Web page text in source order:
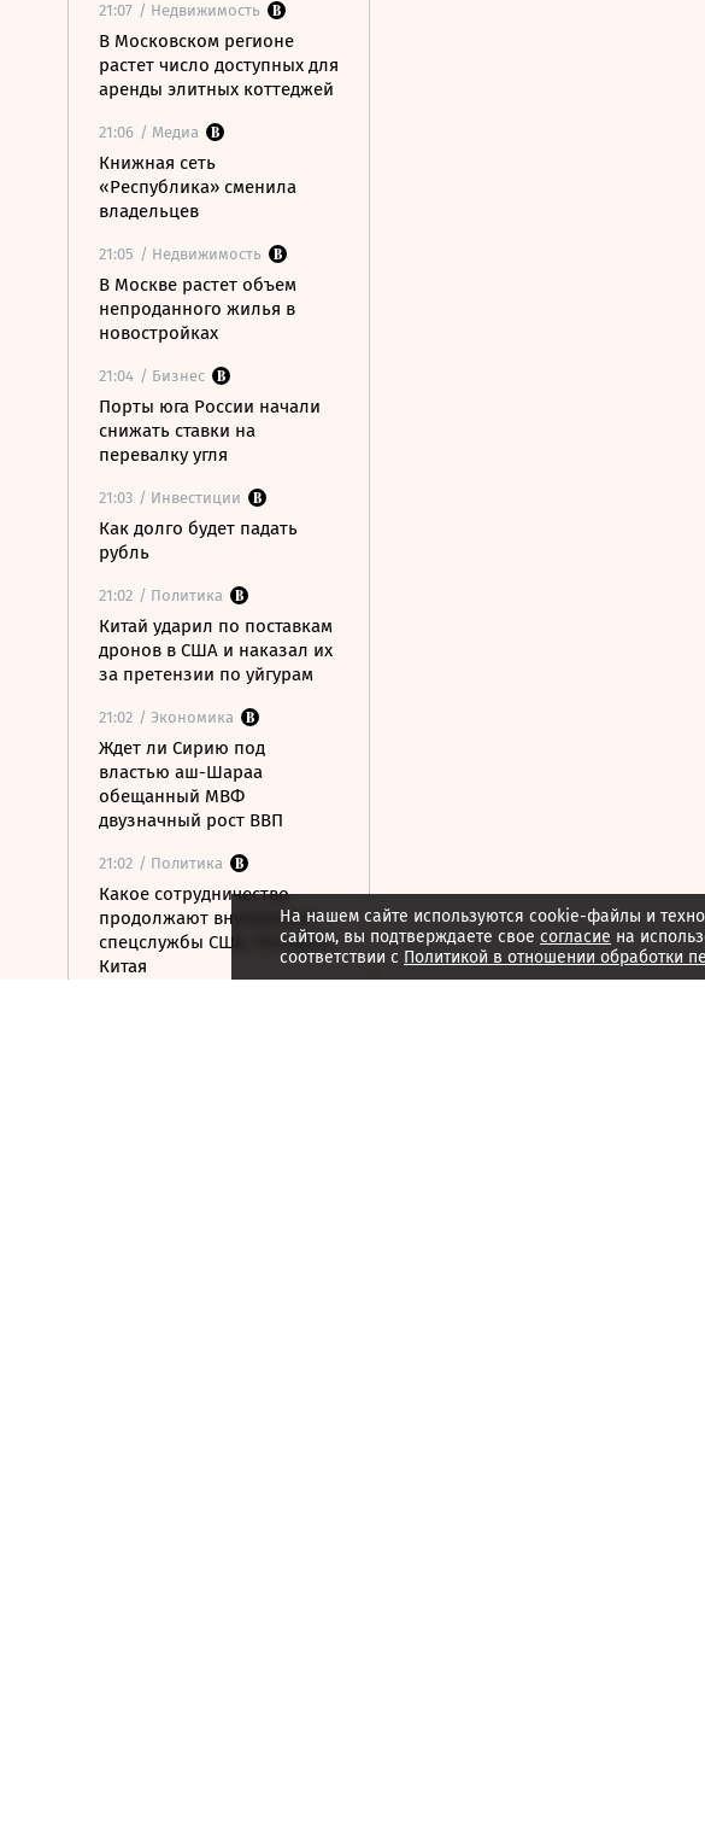
21:07 / Недвижимость
В Московском регионе
растет число доступных для
аренды элитных коттеджей
21:06 / Медиа
Книжная сеть
«Республика» сменила
владельцев
21:05 / Недвижимость
В Москве растет объем
непроданного жилья в
новостройках
21:04 / Бизнес
Порты юга России начали
снижать ставки на
перевалку угля
21:03 / Инвестиции
Как долго будет падать
рубль
21:02 / Политика
Китай ударил по поставкам
дронов в США и наказал их
за претензии по уйгурам
21:02 / Экономика
Ждет ли Сирию под
властью аш-Шараа
обещанный МВФ
двузначный рост ВВП
21:02 / Политика
Какое сотрудничество
продолжают внутренние
спецслужбы США, России и
Китая
На нашем сайте используются cookie-файлы и
сайтом, вы подтверждаете свое согласие на
соответствии с Политикой в отношении обработки